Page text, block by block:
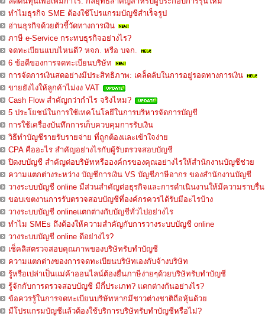
ทำไมธุรกิจ SME ต้องใช้โปรแกรมบัญชีสำเร็จรูป
อ่านธุรกิจด้วยตัวชี้วัดทางการเงิน
ภาษี e-Service กระทบธุรกิจอย่างไร?
จดทะเบียนแบบไหนดี? หจก. หรือ บจก.
6 ข้อดีของการจดทะเบียนบริษัท
การจัดการเงินสดอย่างมีประสิทธิภาพ: เคล็ดลับในการอยู่รอดทางการเงิน
ขายยังไงให้ลูกค้าไม่งง VAT
Cash Flow สำคัญกว่ากำไร จริงไหม?
5 ประโยชน์ในการใช้เทคโนโลยีในการบริหารจัดการบัญชี
การใช้เครื่องบันทึกการเก็บควบคุมการรับเงิน
วิธีทำบัญชีรายรับรายจ่าย ที่ถูกต้องและเข้าใจง่าย
CPA คืออะไร สำคัญอย่างไรกับผู้รับตรวจสอบบัญชี
ปิดงบบัญชี สำคัญต่อบริษัทหรือองค์กรของคุณอย่างไรให้สำนักงานบัญชีช่วย
ความแตกต่างระหว่าง บัญชีการเงิน VS บัญชีภาษีอากร ของสำนักงานบัญชี
วางระบบบัญชี online มีส่วนสำคัญต่อธุรกิจและการดำเนินงานให้มีความราบรื่น
ขอบเขตงานการรับตรวจสอบบัญชีที่องค์กรควรได้รับมีอะไรบ้าง
วางระบบบัญชี onlineแตกต่างกับบัญชีทั่วไปอย่างไร
ทำไม SMEs ถึงต้องให้ความสำคัญกับการวางระบบบัญชี online
วางระบบบัญชี online ดีอย่างไร?
เช็คลิสตรวจสอบคุณภาพของบริษัทรับทำบัญชี
ความแตกต่างของการจดทะเบียนบริษัทเองกับจ้างบริษัท
รู้หรือเปล่าเป็นแม่ค้าออนไลน์ต้องยื่นภาษีง่ายๆด้วยบริษัทรับทำบัญชี
รู้จักกับการตรวจสอบบัญชี มีกี่ประเภท? แตกต่างกันอย่างไร?
ข้อควรรู้ในการจดทะเบียนบริษัทหากมีชาวต่างชาติถือหุ้นด้วย
มีโปรแกรมบัญชีแล้วต้องใช้บริการบริษัทรับทำบัญชีหรือไม่?